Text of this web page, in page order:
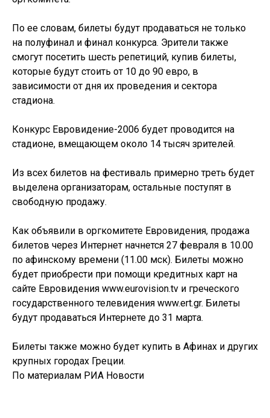
По ее словам, билеты будут продаваться не только
на полуфинал и финал конкурса. Эрители также
смогут посетить шесть репетиций, купив билеты,
которые будут стоить от 10 до 90 евро, в
зависимости от дня их проведения и сектора
стадиона.
Конкурс Евровидение-2006 будет проводится на
стадионе, вмещающем около 14 тысяч зрителей.
Из всех билетов на фестиваль примерно треть будет
выделена организаторам, остальные поступят в
свободную продажу.
Как объявили в оргкомитете Евровидения, продажа
билетов через Интернет начнется 27 февраля в 10.00
по афинскому времени (11.00 мск). Билеты можно
будет приобрести при помощи кредитных карт на
сайте Евровидения www.eurovision.tv и греческого
государственного телевидения www.ert.gr. Билеты
будут продаваться Интернете до 31 марта.
Билеты также можно будет купить в Афинах и других
крупных городах Греции.
По материалам РИА Новости